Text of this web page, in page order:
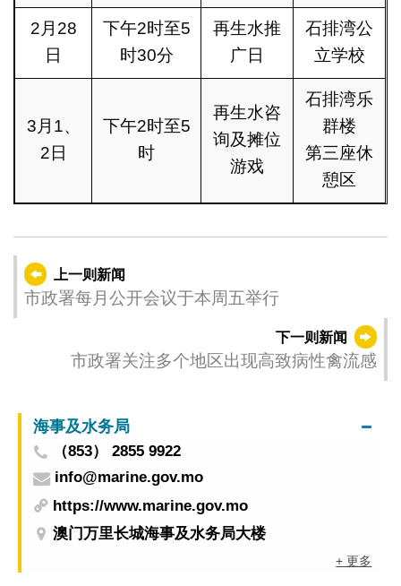
2月28
日
下午2时至5
时30分
再生水推
广日
石排湾公
立学校
3月1、
2日
下午2时至5
时
再生水咨
询及摊位
游戏
石排湾乐
群楼
第三座休
憩区
上一则新闻
市政署每月公开会议于本周五举行
下一则新闻
市政署关注多个地区出现高致病性禽流感
海事及水务局
（853） 2855 9922
info@marine.gov.mo
https://www.marine.gov.mo
澳门万里长城海事及水务局大楼
+ 更多